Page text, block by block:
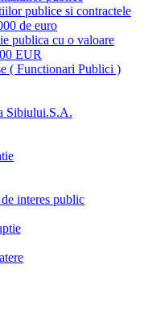
publice si contractele
de euro
publica cu o valoare
EUR
( Functionari Publici )
Sibiului.S.A.
interes public